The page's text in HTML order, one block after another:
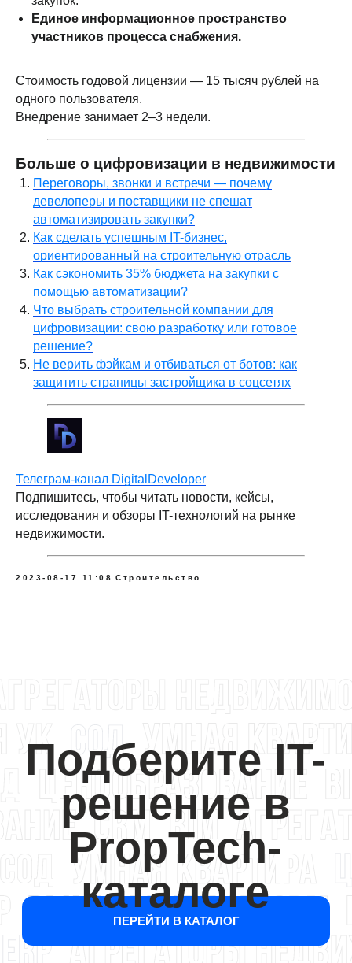
Единое информационное пространство
участников процесса снабжения.
Стоимость годовой лицензии — 15 тысяч рублей на
одного пользователя.
Внедрение занимает 2–3 недели.
Больше о цифровизации в недвижимости
Переговоры, звонки и встречи — почему
девелоперы и поставщики не спешат
автоматизировать закупки?
Как сделать успешным IT-бизнес,
ориентированный на строительную отрасль
Как сэкономить 35% бюджета на закупки с
помощью автоматизации?
Что выбрать строительной компании для
цифровизации: свою разработку или готовое
решение?
Не верить фэйкам и отбиваться от ботов: как
защитить страницы застройщика в соцсетях
Телеграм-канал DigitalDeveloper
Подпишитесь, чтобы читать новости, кейсы,
исследования и обзоры IT-технологий на рынке
недвижимости.
2023-08-17 11:08 Строительство